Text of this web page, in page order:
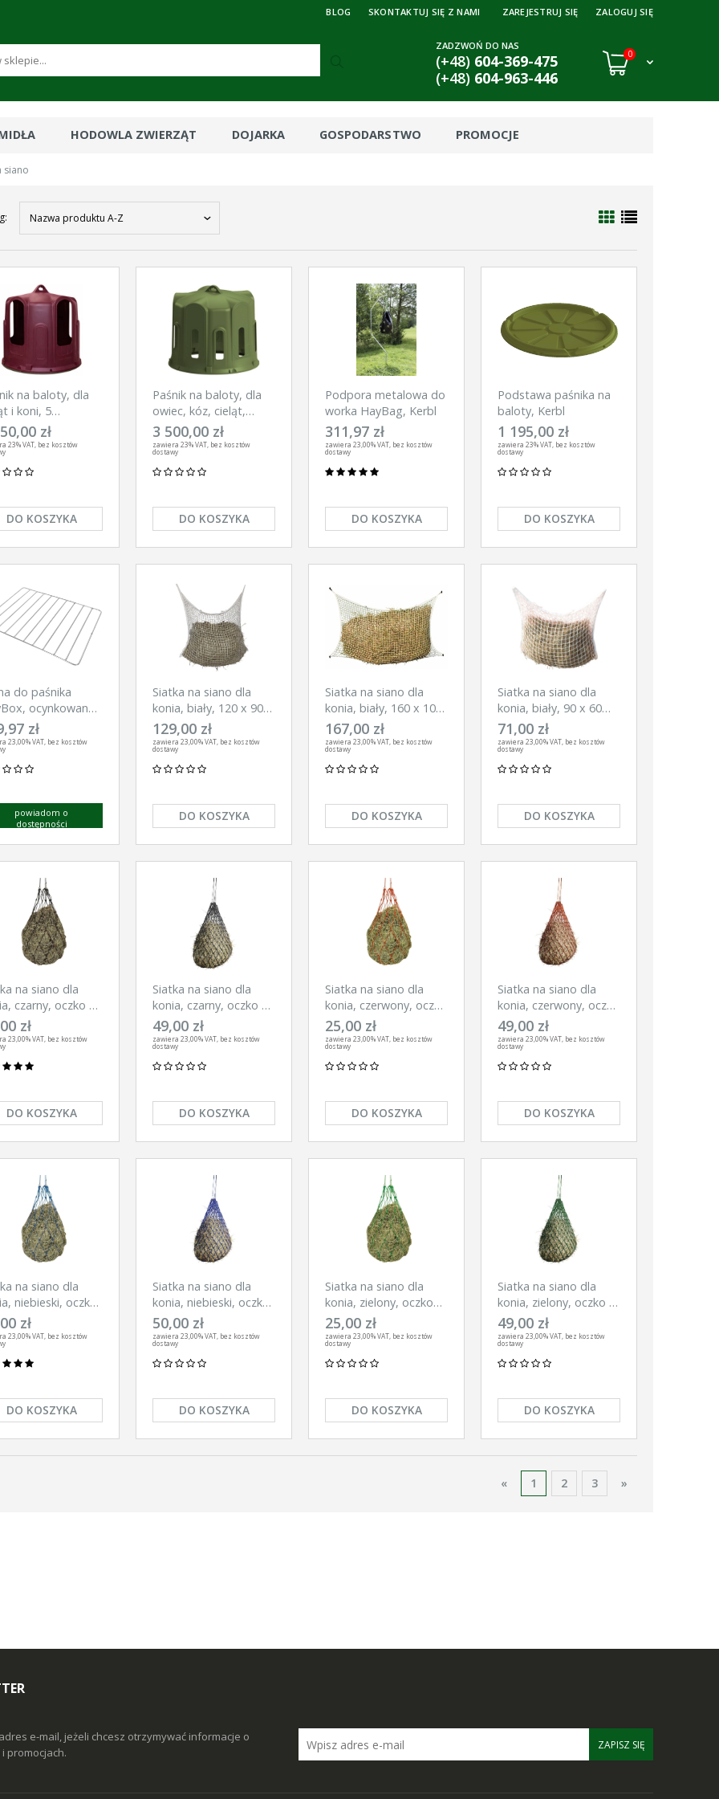
ZAREJESTRUJ SIĘ ZALOGUJ SIĘ
BLOG SKONTAKTUJ SIĘ Z NAMI
ZADZWOŃ DO NAS
(+48)604-369-475
(+48) 604-963-446
0
HODOWLA ZWIERZĄT DOJARKA GOSPODARSTWO PROMOCJE
siano
Nazwa produktu A-Z
na baloty, dla
i koni, 5
Kerbl
zł
23% VAT, bez kosztów
DO KOSZYKA
Paśnik na baloty, dla
owiec, kóz, cieląt,
kucyków, 10 stanowisk
3 500,00 zł
zawiera 23% VAT, bez kosztów
dostawy
DO KOSZYKA
Podpora metalowa do
worka HayBag, Kerbl
311,97 zł
zawiera 23,00% VAT, bez kosztów
dostawy
DO KOSZYKA
Podstawa paśnika na
baloty, Kerbl
1 195,00 zł
zawiera 23% VAT, bez kosztów
dostawy
DO KOSZYKA
do paśnika
ocynkowana,
zł
23,00% VAT, bez kosztów
powiadom o
dostępności
Siatka na siano dla
konia, biały, 120 x 90
cm, oczko 3 cm, Kerbl
129,00 zł
zawiera 23,00% VAT, bez kosztów
dostawy
DO KOSZYKA
Siatka na siano dla
konia, biały, 160 x 100
cm, oczko 3 cm, Kerbl
167,00 zł
zawiera 23,00% VAT, bez kosztów
dostawy
DO KOSZYKA
Siatka na siano dla
konia, biały, 90 x 60
cm, oczko 3 cm, Kerbl
71,00 zł
zawiera 23,00% VAT, bez kosztów
dostawy
DO KOSZYKA
na siano dla
czarny, oczko 10
zł
23,00% VAT, bez kosztów
DO KOSZYKA
Siatka na siano dla
konia, czarny, oczko 5
cm, Kerbl
49,00 zł
zawiera 23,00% VAT, bez kosztów
dostawy
DO KOSZYKA
Siatka na siano dla
konia, czerwony, oczko
10 cm, Kerbl
25,00 zł
zawiera 23,00% VAT, bez kosztów
dostawy
DO KOSZYKA
Siatka na siano dla
konia, czerwony, oczko
5 cm, Kerbl
49,00 zł
zawiera 23,00% VAT, bez kosztów
dostawy
DO KOSZYKA
na siano dla
niebieski, oczko
Kerbl
zł
23,00% VAT, bez kosztów
DO KOSZYKA
Siatka na siano dla
konia, niebieski, oczko
5 cm, Kerbl
50,00 zł
zawiera 23,00% VAT, bez kosztów
dostawy
DO KOSZYKA
Siatka na siano dla
konia, zielony, oczko
10 cm, Kerbl
25,00 zł
zawiera 23,00% VAT, bez kosztów
dostawy
DO KOSZYKA
Siatka na siano dla
konia, zielony, oczko 5
cm, Kerbl
49,00 zł
zawiera 23,00% VAT, bez kosztów
dostawy
DO KOSZYKA
« 1 2 3 »
e-mail, jeżeli chcesz otrzymywać informacje o
promocjach.
ZAPISZ SIĘ